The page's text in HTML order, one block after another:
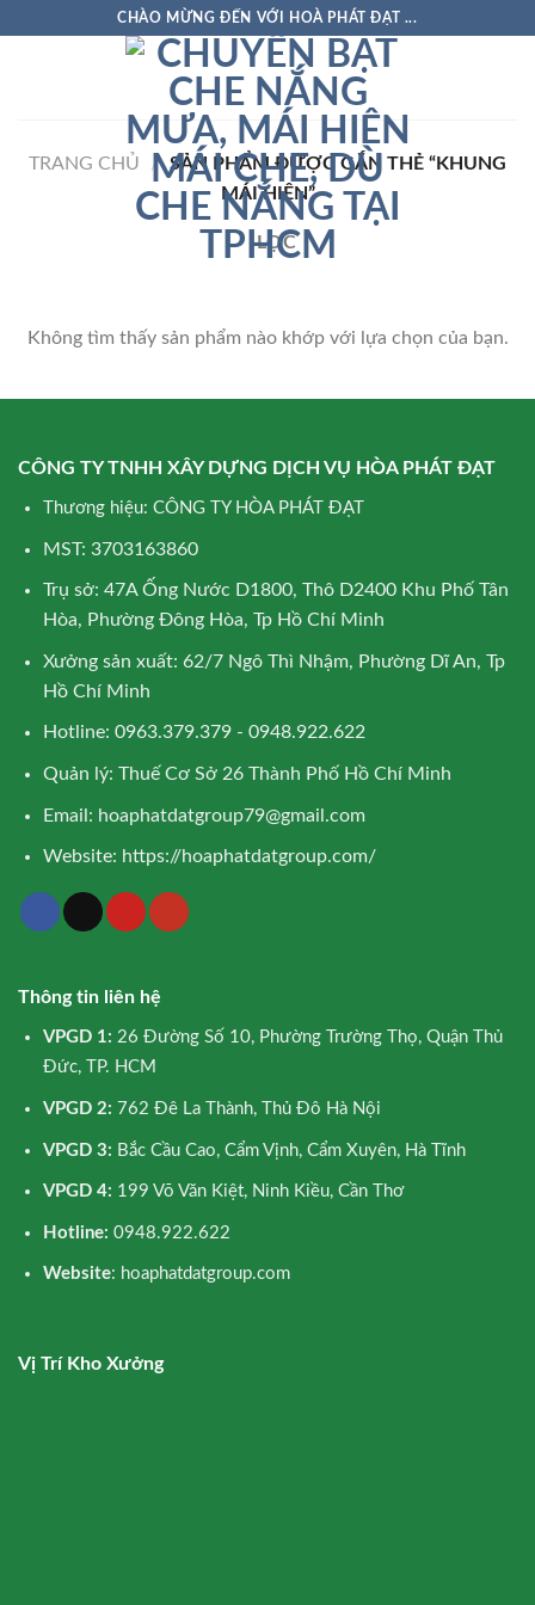
CHÀO MỪNG ĐẾN VỚI HOÀ PHÁT ĐẠT ...
TRANG CHỦ / SẢN PHẨM ĐƯỢC GẮN THẺ “KHUNG
MÁI HIÊN”
LỌC
Không tìm thấy sản phẩm nào khớp với lựa chọn của bạn.
CÔNG TY TNHH XÂY DỰNG DỊCH VỤ HÒA PHÁT ĐẠT
Thương hiệu: CÔNG TY HÒA PHÁT ĐẠT
MST: 3703163860
Trụ sở: 47A Ống Nước D1800, Thô D2400 Khu Phố Tân
Hòa, Phường Đông Hòa, Tp Hồ Chí Minh
Xưởng sản xuất: 62/7 Ngô Thì Nhậm, Phường Dĩ An, Tp
Hồ Chí Minh
Hotline: 0963.379.379 - 0948.922.622
Quản lý: Thuế Cơ Sở 26 Thành Phố Hồ Chí Minh
Email: hoaphatdatgroup79@gmail.com
Website: https://hoaphatdatgroup.com/
Thông tin liên hệ
VPGD 1: 26 Đường Số 10, Phường Trường Thọ, Quận Thủ
Đức, TP. HCM
VPGD 2: 762 Đê La Thành, Thủ Đô Hà Nội
VPGD 3: Bắc Cầu Cao, Cẩm Vịnh, Cẩm Xuyên, Hà Tĩnh
VPGD 4: 199 Võ Văn Kiệt, Ninh Kiều, Cần Thơ
Hotline: 0948.922.622
Website: hoaphatdatgroup.com
Vị Trí Kho Xưởng